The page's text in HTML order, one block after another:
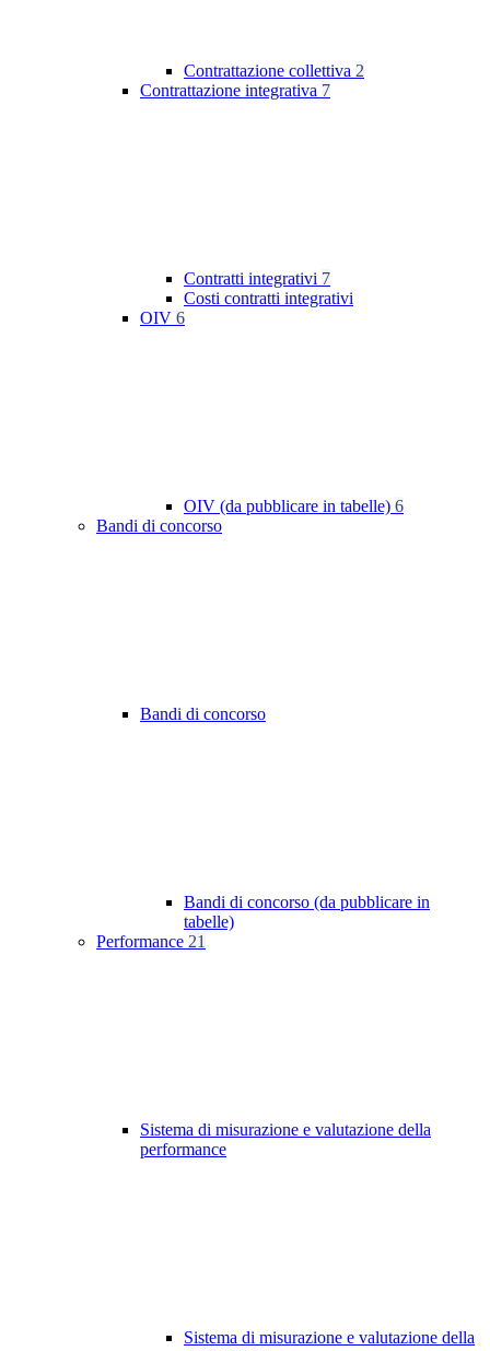
Contrattazione collettiva 2
Contrattazione integrativa 7
Contratti integrativi 7
Costi contratti integrativi
OIV 6
OIV (da pubblicare in tabelle) 6
Bandi di concorso
Bandi di concorso
Bandi di concorso (da pubblicare in
tabelle)
Performance 21
Sistema di misurazione e valutazione della
performance
Sistema di misurazione e valutazione della